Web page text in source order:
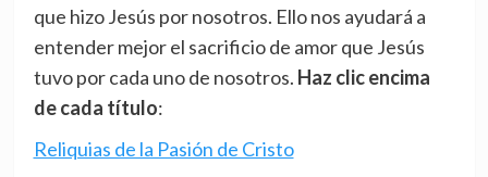
que hizo Jesús por nosotros. Ello nos ayudará a
entender mejor el sacrificio de amor que Jesús
tuvo por cada uno de nosotros. Haz clic encima
de cada título:
Reliquias de la Pasión de Cristo